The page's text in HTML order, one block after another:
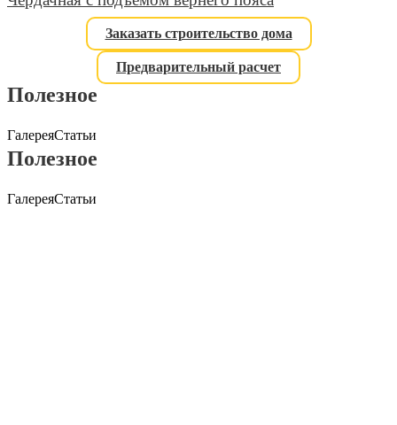
Заказать строительство дома
Предварительный расчет
Полезное
ГалереяСтатьи
Полезное
ГалереяСтатьи